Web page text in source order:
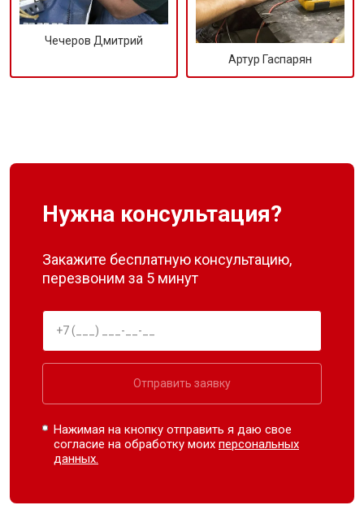
Чечеров Дмитрий
Артур Гаспарян
Нужна консультация?
Закажите бесплатную консультацию,
перезвоним за 5 минут
Отправить заявку
Нажимая на кнопку отправить я даю свое
согласие на обработку моихперсональных
данных.